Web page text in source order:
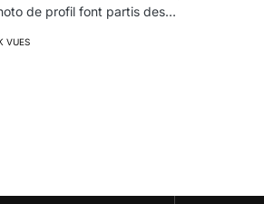
de profil font partis des…
VUES